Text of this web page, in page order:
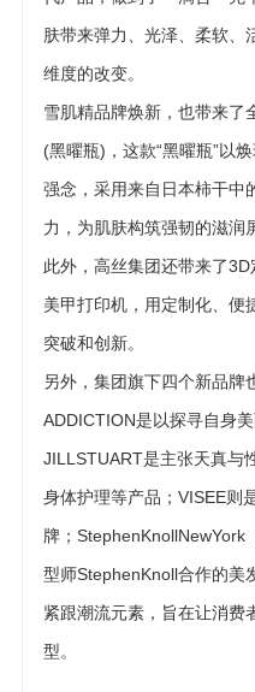
肤带来弹力、光泽、柔软、
维度的改变。
雪肌精品牌焕新，也带来了
(黑曜瓶)，这款“黑曜瓶”以
强念，采用来自日本柿干中
力，为肌肤构筑强韧的滋润
此外，高丝集团还带来了
美甲打印机，用定制化、便
突破和创新。
另外，集团旗下四个新品牌
ADDICTION是以探寻自身
JILLSTUART是主张天真与
身体护理等产品；VISEE则
牌；StephenKnollNewYork
型师StephenKnoll合作的美
紧跟潮流元素，旨在让消费
型。